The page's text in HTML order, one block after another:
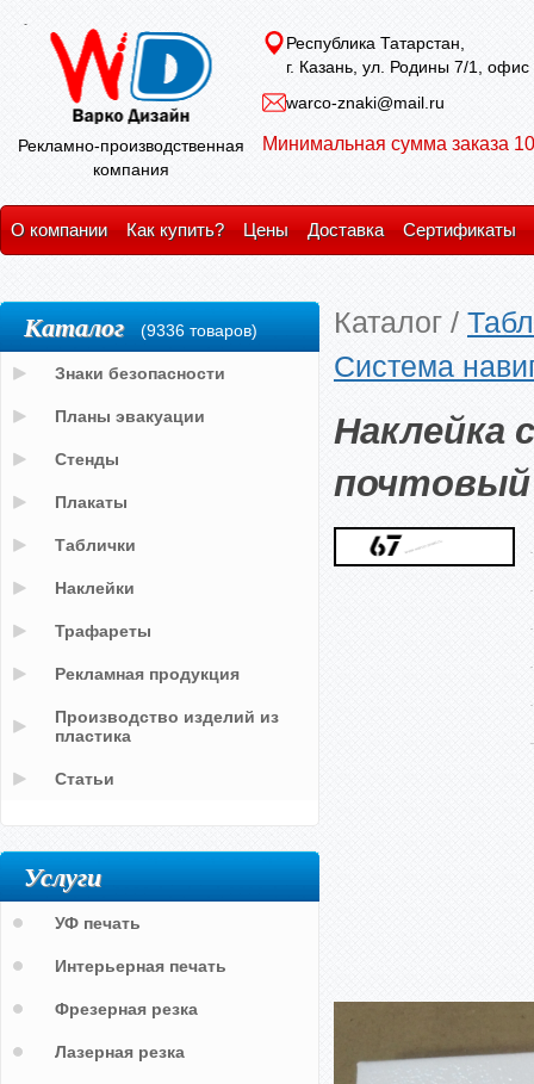
Рекламно-производственная
компания
Республика Татарстан,
г. Казань, ул. Родины 7/1, офис
warco-znaki@mail.ru
Минимальная сумма заказа
О компании Как купить? Цены Доставка Сертификаты
Каталог /
Система
Наклейка
почтовый
Каталог (9336 товаров)
Знаки безопасности
Планы эвакуации
Стенды
Плакаты
Таблички
Наклейки
Трафареты
Рекламная продукция
Производство изделий из
пластика
Статьи
Услуги
УФ печать
Интерьерная печать
Фрезерная резка
Лазерная резка